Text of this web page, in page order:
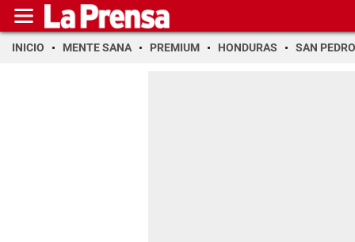
INICIO MENTE SANA PREMIUM HONDURAS SAN PEDRO